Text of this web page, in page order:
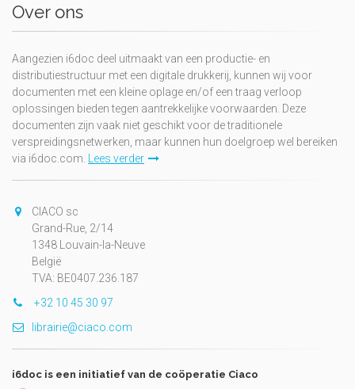
Over ons
Aangezien i6doc deel uitmaakt van een productie- en
distributiestructuur met een digitale drukkerij, kunnen wij voor
documenten met een kleine oplage en/of een traag verloop
oplossingen bieden tegen aantrekkelijke voorwaarden. Deze
documenten zijn vaak niet geschikt voor de traditionele
verspreidingsnetwerken, maar kunnen hun doelgroep wel bereiken
via i6doc.com. Lees verder
CIACO sc
Grand-Rue, 2/14
1348 Louvain-la-Neuve
België
TVA: BE0407.236.187
+32 10 45 30 97
librairie@ciaco.com
i6doc is een initiatief van de coöperatie Ciaco